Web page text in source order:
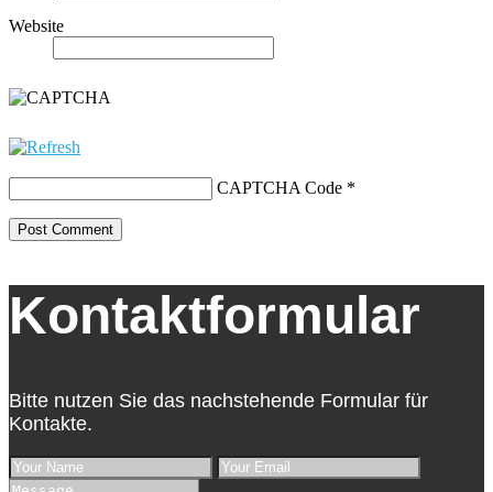
Website
CAPTCHA Code *
Kontaktformular
Bitte nutzen Sie das nachstehende Formular für
Kontakte.